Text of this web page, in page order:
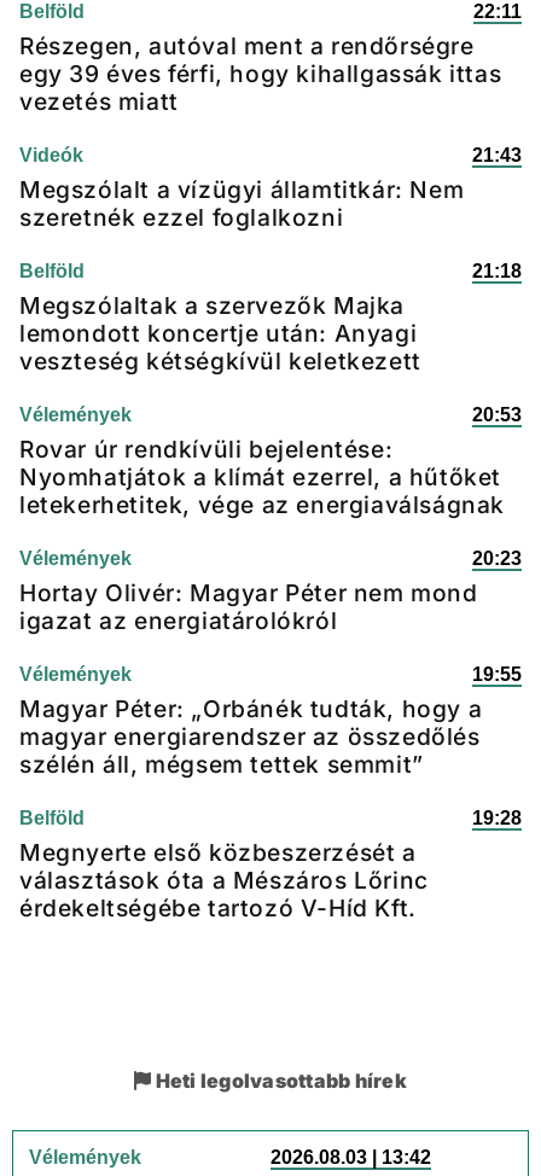
Belföld 22:11
Részegen, autóval ment a rendőrségre
egy 39 éves férfi, hogy kihallgassák ittas
vezetés miatt
Videók 21:43
Megszólalt a vízügyi államtitkár: Nem
szeretnék ezzel foglalkozni
Belföld 21:18
Megszólaltak a szervezők Majka
lemondott koncertje után: Anyagi
veszteség kétségkívül keletkezett
Vélemények 20:53
Rovar úr rendkívüli bejelentése:
Nyomhatjátok a klímát ezerrel, a hűtőket
letekerhetitek, vége az energiaválságnak
Vélemények 20:23
Hortay Olivér: Magyar Péter nem mond
igazat az energiatárolókról
Vélemények 19:55
Magyar Péter: „Orbánék tudták, hogy a
magyar energiarendszer az összedőlés
szélén áll, mégsem tettek semmit”
Belföld 19:28
Megnyerte első közbeszerzését a
választások óta a Mészáros Lőrinc
érdekeltségébe tartozó V-Híd Kft.
Heti legolvasottabb hírek
Vélemények 2026.08.03 | 13:42